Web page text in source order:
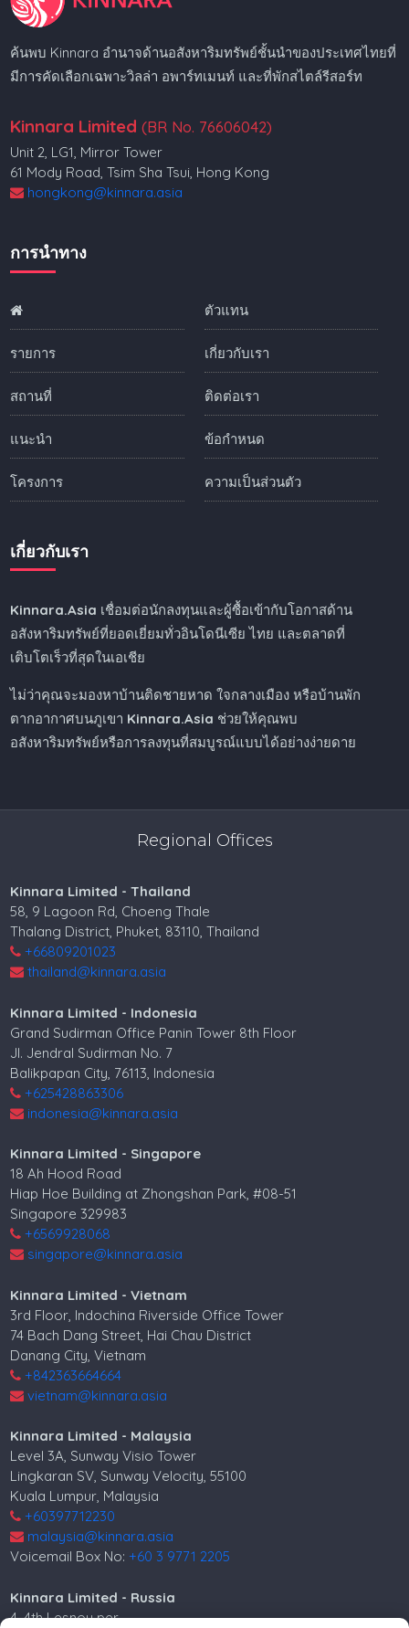
ค้นพบ Kinnara อำนาจด้านอสังหาริมทรัพย์ชั้นนำของประเทศไทยที่
มีการคัดเลือกเฉพาะวิลล่า อพาร์ทเมนท์ และที่พักสไตล์รีสอร์ท
Kinnara Limited (BR No. 76606042)
Unit 2, LG1, Mirror Tower
61 Mody Road, Tsim Sha Tsui, Hong Kong
hongkong@kinnara.asia
การนำทาง
รายการ
สถานที่
แนะนำ
โครงการ
ตัวแทน
เกี่ยวกับเรา
ติดต่อเรา
ข้อกำหนด
ความเป็นส่วนตัว
เกี่ยวกับเรา
Kinnara.Asia เชื่อมต่อนักลงทุนและผู้ซื้อเข้ากับโอกาสด้าน
อสังหาริมทรัพย์ที่ยอดเยี่ยมทั่วอินโดนีเซีย ไทย และตลาดที่
เติบโตเร็วที่สุดในเอเชีย
ไม่ว่าคุณจะมองหาบ้านติดชายหาด ใจกลางเมือง หรือบ้านพัก
ตากอากาศบนภูเขา Kinnara.Asia ช่วยให้คุณพบ
อสังหาริมทรัพย์หรือการลงทุนที่สมบูรณ์แบบได้อย่างง่ายดาย
Regional Offices
Kinnara Limited - Thailand
58, 9 Lagoon Rd, Choeng Thale
Thalang District, Phuket, 83110, Thailand
+66809201023
thailand@kinnara.asia
Kinnara Limited - Indonesia
Grand Sudirman Office Panin Tower 8th Floor
Jl. Jendral Sudirman No. 7
Balikpapan City, 76113, Indonesia
+625428863306
indonesia@kinnara.asia
Kinnara Limited - Singapore
18 Ah Hood Road
Hiap Hoe Building at Zhongshan Park, #08-51
Singapore 329983
+6569928068
singapore@kinnara.asia
Kinnara Limited - Vietnam
3rd Floor, Indochina Riverside Office Tower
74 Bach Dang Street, Hai Chau District
Danang City, Vietnam
+842363664664
vietnam@kinnara.asia
Kinnara Limited - Malaysia
Level 3A, Sunway Visio Tower
Lingkaran SV, Sunway Velocity, 55100
Kuala Lumpur, Malaysia
+60397712230
malaysia@kinnara.asia
Voicemail Box No:+60 3 9771 2205
Kinnara Limited - Russia
4, 4th Lesnoy per.